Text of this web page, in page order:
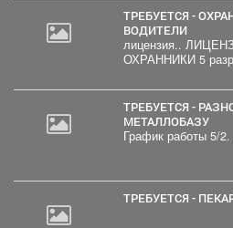
ТРЕБУЕТСЯ - ОХРАННИКИ, ОХРАННИКИ-
ВОДИТЕЛИ
лицензия..
ТРЕБУЕТСЯ - РАЗНОРАБОЧИЕ НА
МЕТАЛЛОБАЗУ
График работы 5/
ТРЕБУЕТСЯ -